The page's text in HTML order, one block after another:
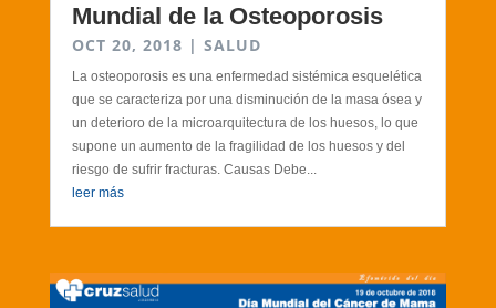
Mundial de la Osteoporosis
OCT 20, 2018 | SALUD
La osteoporosis es una enfermedad sistémica esquelética
que se caracteriza por una disminución de la masa ósea y
un deterioro de la microarquitectura de los huesos, lo que
supone un aumento de la fragilidad de los huesos y del
riesgo de sufrir fracturas. Causas Debe...
leer más